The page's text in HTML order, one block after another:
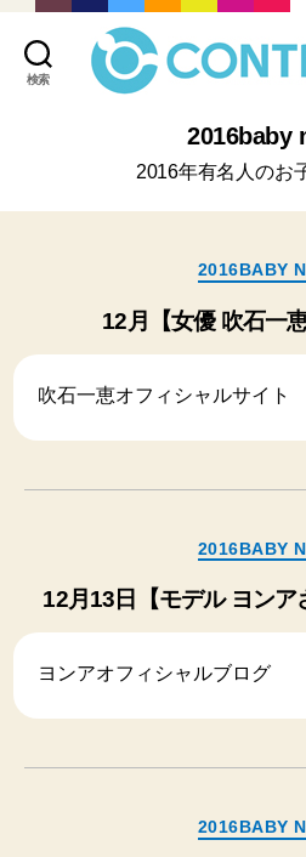
検索
式
会
社
リ
ュ
)
2016baby
2016年有名人のお
カ
テ
ゴ
リ
ー
2016BABY
12月【女優 吹石一
吹石一恵オフィシャルサイト
カ
テ
ゴ
リ
2016BABY
12月13日【モデル ヨンア
ヨンアオフィシャルブログ
カ
テ
2016BABY